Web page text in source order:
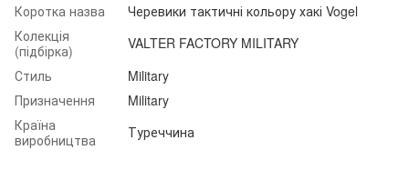
Коротка назва
Черевики тактичні кольору хакі Vogel
Колекція
(підбірка)
VALTER FACTORY MILITARY
Стиль
Military
Призначення
Military
Країна
виробництва
Туреччина